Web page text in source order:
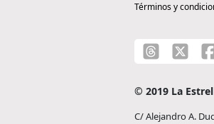
Términos y
© 2019 La
C/ Alejandro A.